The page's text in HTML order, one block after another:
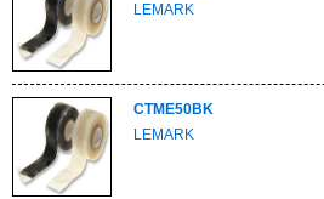
LEMARK
CTME50BK
LEMARK